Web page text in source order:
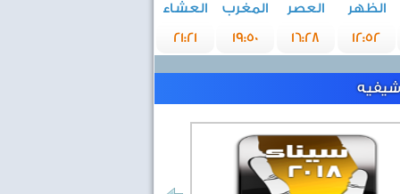
الظهر العصر المغرب
العشاء
12:52
16:28
19:50
21:21